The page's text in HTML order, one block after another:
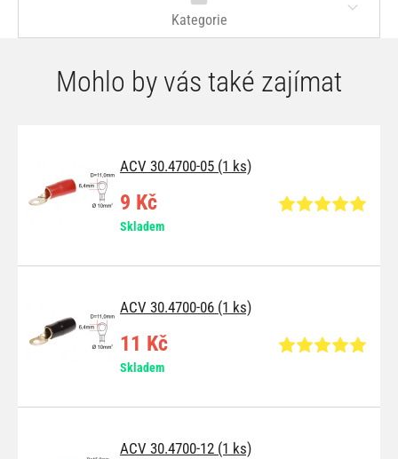
Kategorie
Mohlo by vás také zajímat
ACV 30.4700-05 (1 ks)
9 Kč
Skladem
ACV 30.4700-06 (1 ks)
11 Kč
Skladem
ACV 30.4700-12 (1 ks)